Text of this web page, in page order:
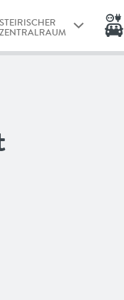
STEIRISCHER
ZENTRALRAUM